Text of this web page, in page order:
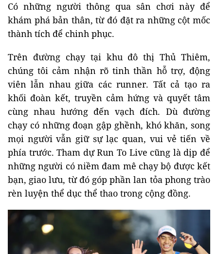
Có những người thông qua sân chơi này để
khám phá bản thân, từ đó đặt ra những cột mốc
thành tích để chinh phục.
Trên đường chạy tại khu đô thị Thủ Thiêm,
chúng tôi cảm nhận rõ tinh thần hỗ trợ, động
viên lẫn nhau giữa các runner. Tất cả tạo ra
khối đoàn kết, truyền cảm hứng và quyết tâm
cùng nhau hướng đến vạch đích. Dù đường
chạy có những đoạn gập ghềnh, khó khăn, song
mọi người vẫn giữ sự lạc quan, vui vẻ tiến về
phía trước. Tham dự Run To Live cũng là dịp để
những người có niềm đam mê chạy bộ được kết
bạn, giao lưu, từ đó góp phần lan tỏa phong trào
rèn luyện thể dục thể thao trong cộng đồng.